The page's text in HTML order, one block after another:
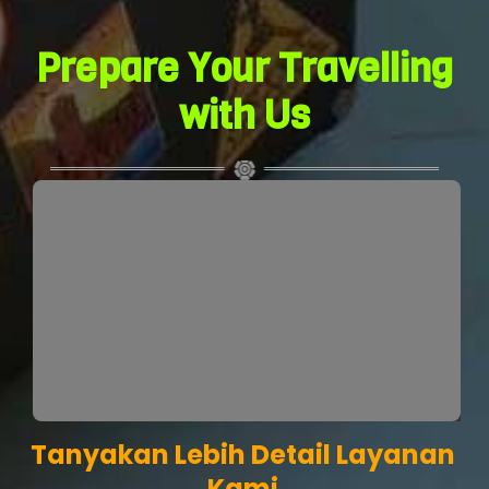
Prepare Your Travelling
with Us
Tanyakan Lebih Detail Layanan